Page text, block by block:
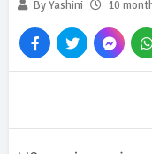
By Yashini
10